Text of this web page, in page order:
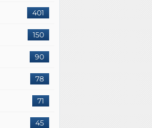
401
150
90
78
71
45